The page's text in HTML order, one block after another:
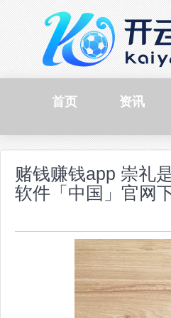
首页 资讯
赌钱赚钱app 崇礼
软件「中国」官网